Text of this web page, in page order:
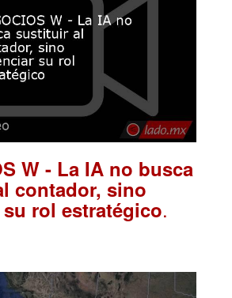
W - La IA no busca
contador, sino
rol estratégico.